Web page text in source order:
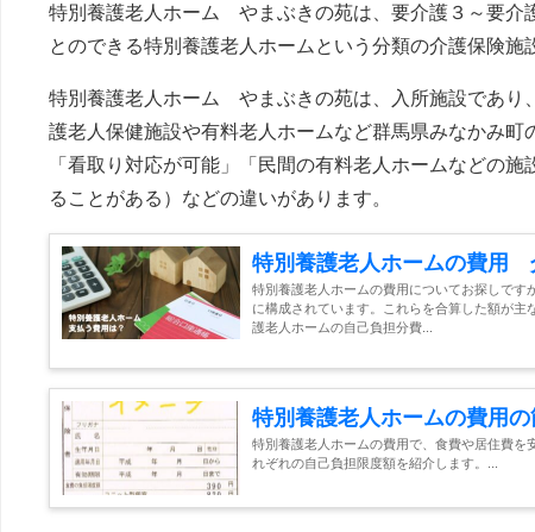
特別養護老人ホーム やまぶきの苑は、要介護３～要介
とのできる特別養護老人ホームという分類の介護保険
特別養護老人ホーム やまぶきの苑は、入所施設であり
護老人保健施設や有料老人ホームなど群馬県みなかみ
「看取り対応が可能」「民間の有料老人ホームなどの
ることがある）などの違いがあります。
特別養護老人ホームの費用
特別養護老人ホームの費用についてお探しです
に構成されています。これらを合算した額が
護老人ホームの自己負担分費...
特別養護老人ホームの費用
特別養護老人ホームの費用で、食費や居住費を
れぞれの自己負担限度額を紹介します。...